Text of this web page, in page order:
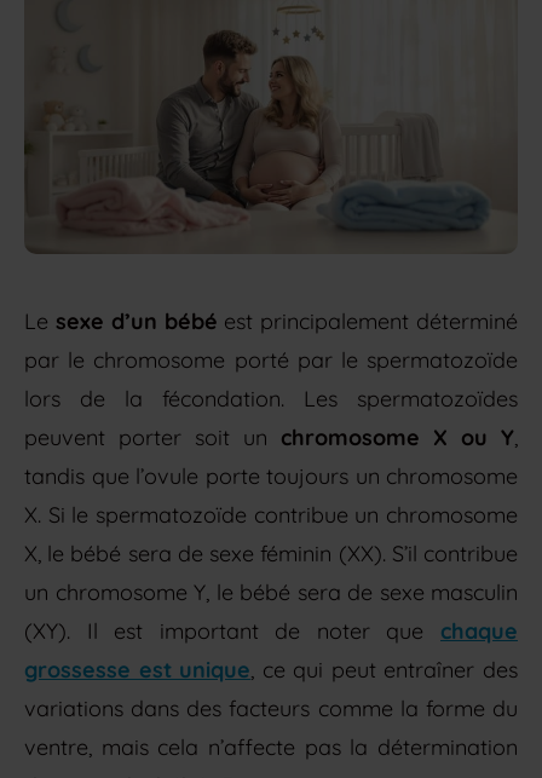
Le sexe d’un bébé est principalement déterminé
par le chromosome porté par le spermatozoïde
lors de la fécondation. Les spermatozoïdes
peuvent porter soit un chromosome X ou Y,
tandis que l’ovule porte toujours un chromosome
X. Si le spermatozoïde contribue un chromosome
X, le bébé sera de sexe féminin (XX). S’il contribue
un chromosome Y, le bébé sera de sexe masculin
(XY). Il est important de noter que chaque
grossesse est unique, ce qui peut entraîner des
variations dans des facteurs comme la forme du
ventre, mais cela n’affecte pas la détermination